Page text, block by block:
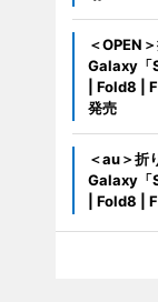
＜OPEN
Galaxy「
| Fold8 |
発売
＜au＞折
Galaxy「
| Fold8 |